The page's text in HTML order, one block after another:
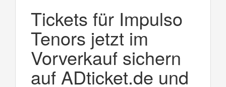
Tickets für Impulso
Tenors jetzt im
Vorverkauf sichern
auf ADticket.de und